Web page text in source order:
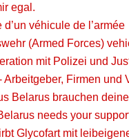
egal.
véhicule de l’armée
(Armed Forces)
mit Polizei und
Arbeitgeber, Firmen und
Belarus brauchen
needs your
Glycofart mit